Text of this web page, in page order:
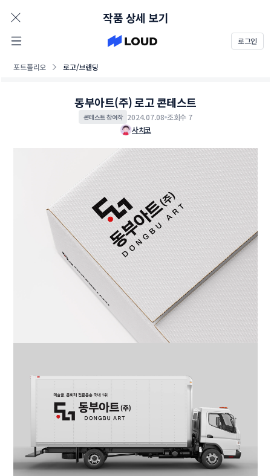
로그인
포트폴리오 로고/브랜딩
작품 상세 보기
동부아트(주) 로고 콘테스트
콘테스트 참여작 2024.07.08 조회수 7
사치코